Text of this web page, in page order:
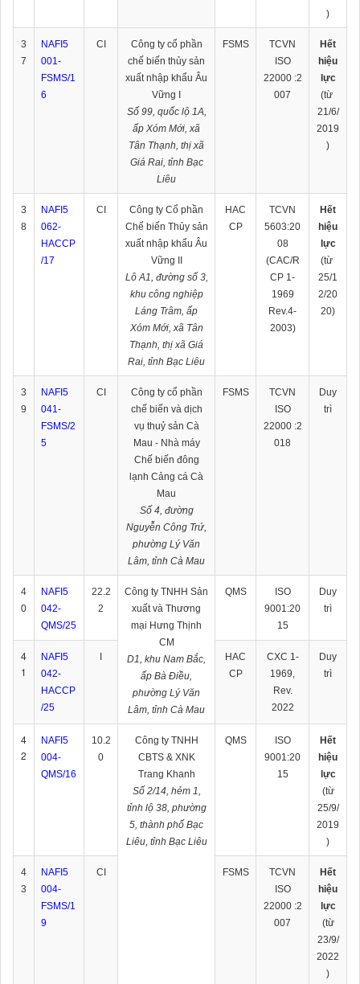
)
3
7
NAFI5
001-
FSMS/1
6
CI
Công ty cổ phần
chế biến thủy sản
xuất nhập khẩu Âu
Vững I
Số 99, quốc lộ 1A,
ấp Xóm Mới, xã
Tân Thạnh, thị xã
Giá Rai, tỉnh Bạc
Liêu
FSMS
TCVN
ISO
22000 :2
007
Hết
hiệu
lực
(từ
21/6/
2019
)
3
8
NAFI5
062-
HACCP
/17
CI
Công ty Cổ phần
Chế biến Thủy sản
xuất nhập khẩu Âu
Vững II
Lô A1, đường số 3,
khu công nghiệp
Láng Trâm, ấp
Xóm Mới, xã Tân
Thạnh, thị xã Giá
Rai, tỉnh Bạc Liêu
HAC
CP
TCVN
5603:20
08
(CAC/R
CP 1-
1969
Rev.4-
2003)
Hết
hiệu
lực
(từ
25/1
2/20
20)
3
9
NAFI5
041-
FSMS/2
5
CI
Công ty cổ phần
chế biến và dịch
vụ thuỷ sản Cà
Mau - Nhà máy
Chế biến đông
lạnh Cảng cá Cà
Mau
Số 4, đường
Nguyễn Công Trứ,
phường Lý Văn
Lâm, tỉnh Cà Mau
FSMS
TCVN
ISO
22000 :2
018
Duy
trì
4
0
NAFI5
042-
QMS/25
22.2
2
Công ty TNHH Sản
xuất và Thương
mại Hưng Thịnh
CM
D1, khu Nam Bắc,
ấp Bà Điều,
phường Lý Văn
Lâm, tỉnh Cà Mau
QMS
ISO
9001:20
15
Duy
trì
4
1
NAFI5
042-
HACCP
/25
HAC
CP
CXC 1-
1969,
Rev.
2022
Duy
trì
4
2
NAFI5
004-
QMS/16
10.2
0
Công ty TNHH
CBTS & XNK
Trang Khanh
Số 2/14, hẻm 1,
tỉnh lộ 38, phường
5, thành phố Bạc
Liêu, tỉnh Bạc Liêu
QMS
ISO
9001:20
15
Hết
hiệu
lực
(từ
25/9/
2019
)
4
3
NAFI5
004-
FSMS/1
9
CI FSMS
TCVN
ISO
22000 :2
007
Hết
hiệu
lực
(từ
23/9/
2022
)